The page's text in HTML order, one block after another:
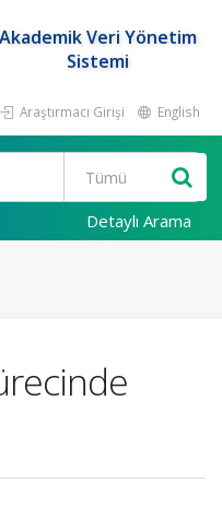
Akademik Veri Yönetim
Sistemi
Araştırmacı Girişi English
Detaylı Arama